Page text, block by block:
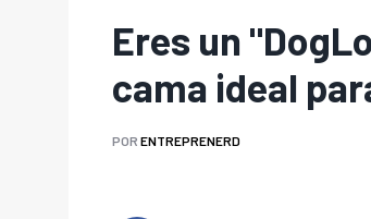
Eres un
cama ideal
POR ENTREPRENERD